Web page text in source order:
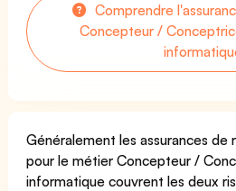
Comprendre
Concepteur /
Généralement les assurances de
pour le métier Concepteur /
informatique couvrent les deux